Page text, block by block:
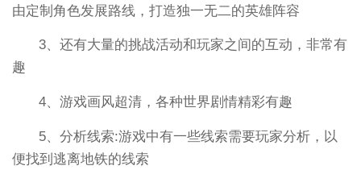
由定制角色发展路线，打造独一无二的英雄阵容
3、还有大量的挑战活动和玩家之间的互动，非常有
趣
4、游戏画风超清，各种世界剧情精彩有趣
5、分析线索:游戏中有一些线索需要玩家分析，以
便找到逃离地铁的线索